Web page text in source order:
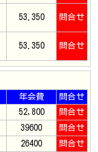
53.350 問合せ
53.350 問合せ
年会費
問合せ
52,800
問合せ
39600
問合せ
26400 問合せ